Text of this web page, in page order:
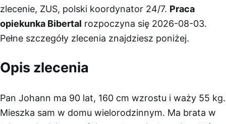
zlecenie, ZUS, polski koordynator 24/7. Praca
opiekunka Bibertal rozpoczyna się 2026-08-03.
Pełne szczegóły zlecenia znajdziesz poniżej.
Opis zlecenia
Pan Johann ma 90 lat, 160 cm wzrostu i waży 55 kg.
Mieszka sam w domu wielorodzinnym. Ma brata w